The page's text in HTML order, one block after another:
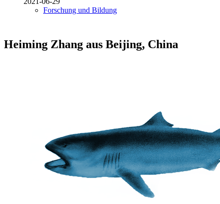
Forschung und Bildung
Heiming Zhang aus Beijing, China